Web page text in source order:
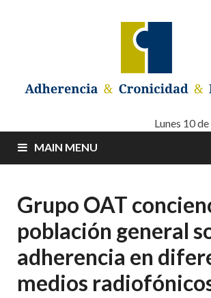
Adherencia –
Cronicidad –
Pacientes
Adherencia – Cronicidad – Pacientes
Lunes 10
MAIN MENU
Grupo OAT
población general
adherencia en
medios